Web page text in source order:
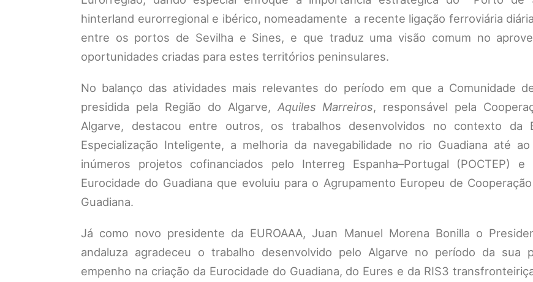
hinterland eurorregional e ibérico, nomeadamente a recente ligação ferroviária
entre os portos de Sevilha e Sines, e que traduz uma visão comum no
oportunidades criadas para estes territórios peninsulares.
No balanço das atividades mais relevantes do período em que a Comunidade
presidida pela Região do Algarve, Aquiles Marreiros, responsável pela
Algarve, destacou entre outros, os trabalhos desenvolvidos no contexto da
Especialização Inteligente, a melhoria da navegabilidade no rio Guadiana até
inúmeros projetos cofinanciados pelo Interreg Espanha–Portugal (POCTEP)
Eurocidade do Guadiana que evoluiu para o Agrupamento Europeu de
Guadiana.
Já como novo presidente da EUROAAA, Juan Manuel Morena Bonilla o
andaluza agradeceu o trabalho desenvolvido pelo Algarve no período da sua
empenho na criação da Eurocidade do Guadiana, do Eures e da RIS3